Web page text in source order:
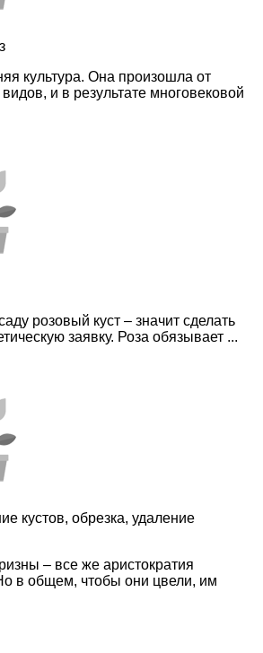
культура. Она произошла от
и в результате многовековой
розовый куст – значит сделать
заявку. Роза обязывает ...
кустов, обрезка, удаление
– все же аристократия
в общем, чтобы они цвели, им